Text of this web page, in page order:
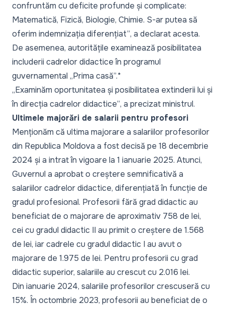
confruntăm cu deficite profunde și complicate:
Matematică, Fizică, Biologie, Chimie. S-ar putea să
oferim indemnizația diferențiat”, a declarat acesta.
De asemenea, autoritățile examinează posibilitatea
includerii cadrelor didactice în programul
guvernamental „Prima casă”.*
„Examinăm oportunitatea și posibilitatea extinderii lui și
în direcția cadrelor didactice”, a precizat ministrul.
Ultimele majorări de salarii pentru profesori
Menționăm că ultima majorare a salariilor profesorilor
din Republica Moldova a fost decisă pe 18 decembrie
2024 și a intrat în vigoare la 1 ianuarie 2025. Atunci,
Guvernul a aprobat o creștere semnificativă a
salariilor cadrelor didactice, diferențiată în funcție de
gradul profesional. Profesorii fără grad didactic au
beneficiat de o majorare de aproximativ 758 de lei,
cei cu gradul didactic II au primit o creștere de 1.568
de lei, iar cadrele cu gradul didactic I au avut o
majorare de 1.975 de lei. Pentru profesorii cu grad
didactic superior, salariile au crescut cu 2.016 lei.
Din ianuarie 2024, salariile profesorilor crescuseră cu
15%. În octombrie 2023, profesorii au beneficiat de o